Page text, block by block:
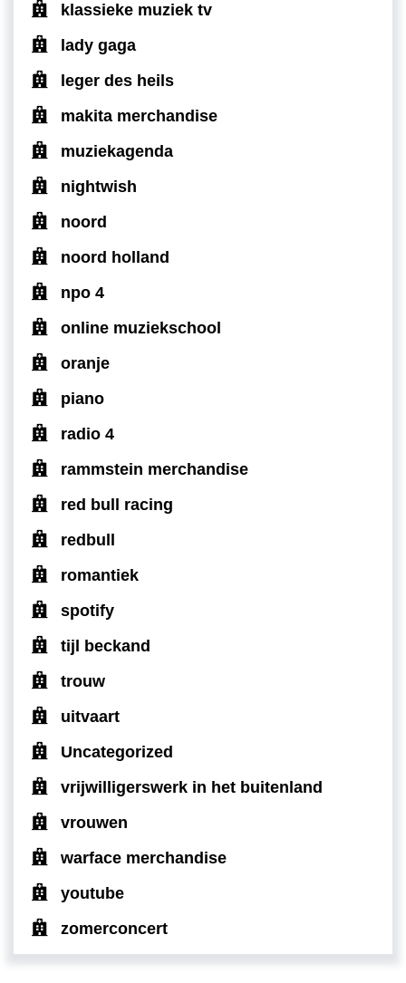
klassieke muziek tv
lady gaga
leger des heils
makita merchandise
muziekagenda
nightwish
noord
noord holland
npo 4
online muziekschool
oranje
piano
radio 4
rammstein merchandise
red bull racing
redbull
romantiek
spotify
tijl beckand
trouw
uitvaart
Uncategorized
vrijwilligerswerk in het buitenland
vrouwen
warface merchandise
youtube
zomerconcert